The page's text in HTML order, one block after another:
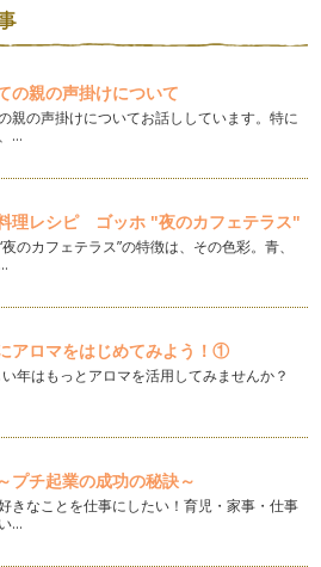
練習の導き
れは、ピアノレッスン受講者の親な
れません。 …
練習に寄り添う心得５カ条
ピアノを習っているけど全然家で練
迷う」とい…
ピアノの練習量はどれくらい？！
習してからレッスンに伺うものなん
は多いです…
ナーを学ぼう
よいよ、入園！っとなった時に、母
、子供の成…
おうち練習の仕方
に育っていくと、次は産まれてきた
事をさせて…
作曲にチャレンジ！
かり進めていくことばかりではな
も音楽を学ぶ…
の親の声掛けについて
親の声掛けについてお話ししています。特に
…
理レシピ ゴッホ "夜のカフェテラス"
のカフェテラス”の特徴は、その色彩。青、
アロマをはじめてみよう！①
年はもっとアロマを活用してみませんか？
チ起業の成功の秘訣～
きなことを仕事にしたい！育児・家事・仕事
…